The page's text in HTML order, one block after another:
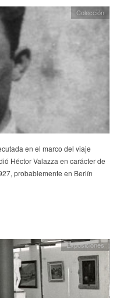
Colección
en el marco del viaje
Héctor Valazza en carácter de
probablemente en Berlín
Exposiciones